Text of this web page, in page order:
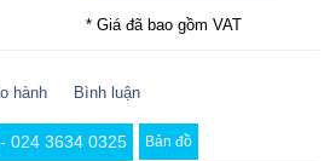
* Giá đã bao gồm VAT
hành Bình luận
024 3634 0325 Bản đồ